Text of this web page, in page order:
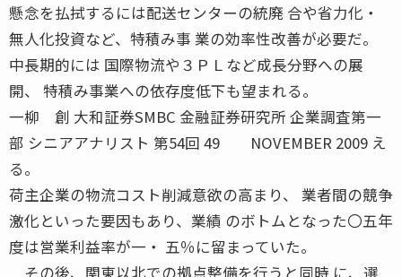
懸念を払拭するには配送センターの統廃 合や省力化・
無人化投資など、特積み事 業の効率性改善が必要だ。
中長期的には 国際物流や３ＰＬなど成長分野への展
開、 特積み事業への依存度低下も望まれる。
一柳 創 大和証券SMBC 金融証券研究所 企業調査第一
部 シニアアナリスト 第54回 49 NOVEMBER 2009 え
る。
荷主企業の物流コスト削減意欲の高まり、 業者間の競争
激化といった要因もあり、業績 のボトムとなった〇五年
度は営業利益率が一・ 五％に留まっていた。
その後、関東以北での拠点整備を行うと同時 に、選